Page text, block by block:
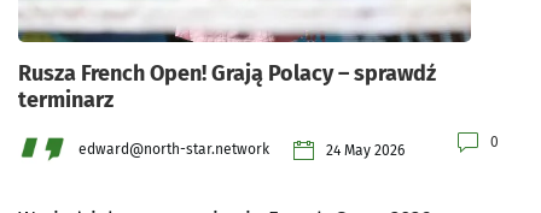
Rusza French Open! Grają Polacy – sprawdź
terminarz
edward@north-star.network 24 May 2026 0